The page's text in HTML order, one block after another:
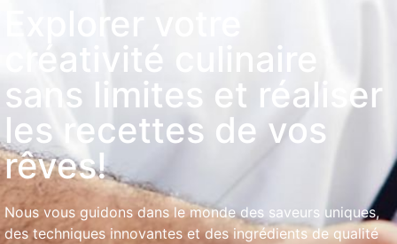
Explorer votre
créativité culinaire
sans limites et réaliser
les recettes de vos
rêves!
Nous vous guidons dans le monde des saveurs uniques,
des techniques innovantes et des ingrédients de qualité